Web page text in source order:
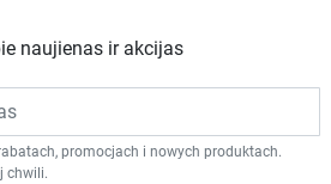
naujienas ir akcijas
promocjach i nowych produktach.
chwili.